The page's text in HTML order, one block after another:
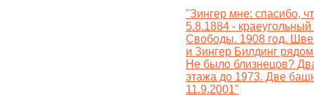
"Зингер мне: спасибо,
5.8.1884 - краеугольный
Свободы. 1908 год.
и Зингер Билдинг
Не было близнецов?
этажа до 1973. Две
11.9.2001"